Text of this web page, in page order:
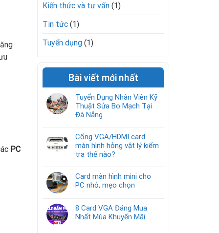
PC
Kiến thức và tư vấn (1)
Tin tức (1)
Tuyển dụng (1)
Bài viết mới nhất
Tuyển Dụng Nhân Viên Kỹ
Thuật Sửa Bo Mạch Tại
Đà Nẵng
Cổng VGA/HDMI card
màn hình hỏng vật lý kiểm
tra thế nào?
Card màn hình mini cho
PC nhỏ, mẹo chọn
8 Card VGA Đáng Mua
Nhất Mùa Khuyến Mãi